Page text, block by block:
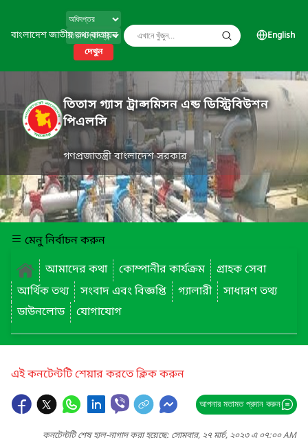
বাংলাদেশ জাতীয় তথ্য বাতায়ন
দেখুন
English
তিতাস গ্যাস ট্রান্সমিসন এন্ড ডিস্ট্রিবিউশন
পিএলসি
গণপ্রজাতন্ত্রী বাংলাদেশ সরকার
মেনু নির্বাচন করুন
আমাদের কথা
কোম্পানীর কার্যক্রম
গ্রাহক সেবা
আর্থিক তথ্য
সংবাদ এবং বিজ্ঞপ্তি গ্যালারী
সাধারণ তথ্য
ডাউনলোড
যোগাযোগ
এই কনটেন্টটি শেয়ার করতে ক্লিক করুন
আপনার মতামত প্রদান করুন
কনটেন্টটি শেষ হাল-নাগাদ করা হয়েছে: সোমবার, ২৭ মার্চ, ২০২৩ এ ০৭:০০ AM